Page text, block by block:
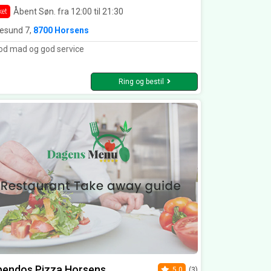
Åbent Søn. fra 12:00 til 21:30
7, 8700 Horsens
mad og god service
Ring og bestil